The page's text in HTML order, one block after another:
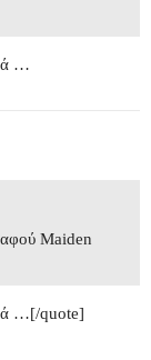
…
Maiden
…[/quote]